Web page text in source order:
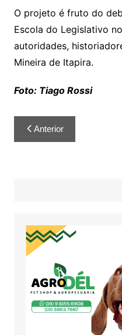
O projeto é fruto do
Escola do Legislativo
autoridades,
Mineira de Itapira.
Foto: Tiago Rossi
Anterior